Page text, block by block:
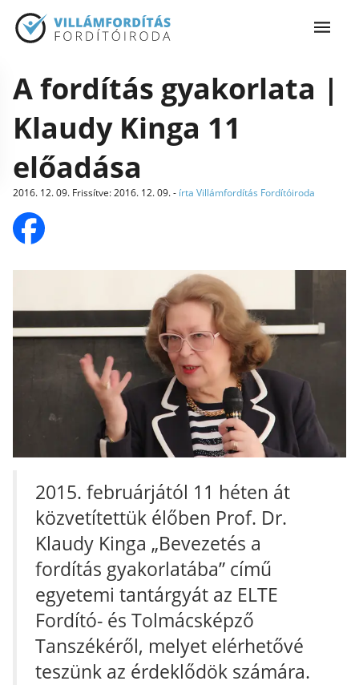
A fordítás gyakorlata |
Klaudy Kinga 11
előadása
2016. 12. 09. Frissítve:2016. 12. 09.- írta Villámfordítás Fordítóiroda
2015. februárjától 11 héten át
közvetítettük élőben Prof. Dr.
Klaudy Kinga „Bevezetés a
fordítás gyakorlatába” című
egyetemi tantárgyát az ELTE
Fordító- és Tolmácsképző
Tanszékéről, melyet elérhetővé
teszünk az érdeklődök számára.